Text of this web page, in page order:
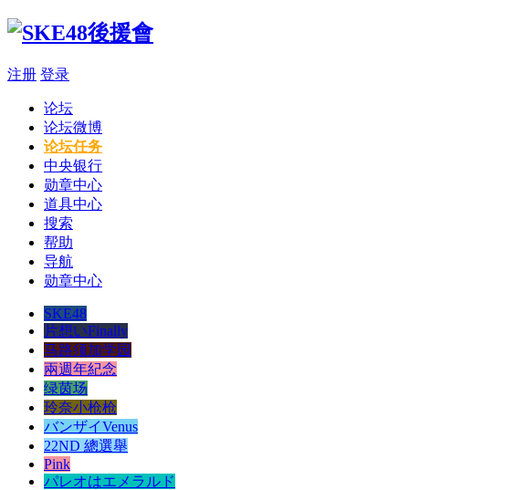
注册 登录
论坛
论坛微博
论坛任务
中央银行
勋章中心
道具中心
搜索
帮助
导航
勋章中心
SKE48
片想いFinally
马路须加学园
兩週年紀念
绿茵场
玲奈小枪枪
バンザイVenus
22ND 總選舉
Pink
パレオはエメラルド